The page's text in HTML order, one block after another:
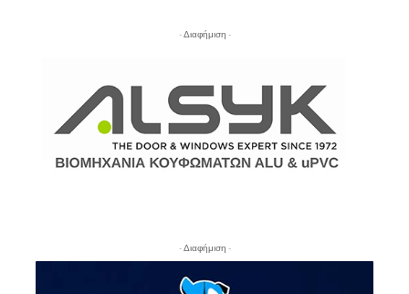
- Διαφήμιση -
- Διαφήμιση -